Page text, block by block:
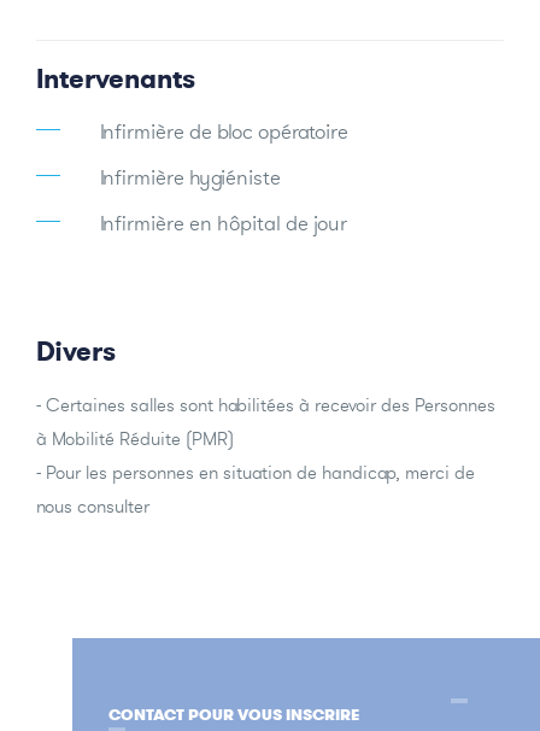
Intervenants
Infirmière de bloc opératoire
Infirmière hygiéniste
Infirmière en hôpital de jour
Divers
- Certaines salles sont habilitées à recevoir des Personnes
à Mobilité Réduite (PMR)
- Pour les personnes en situation de handicap, merci de
nous consulter
CONTACT POUR VOUS INSCRIRE